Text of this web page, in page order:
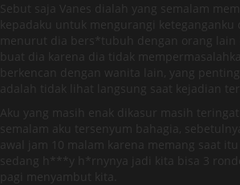
Sebut saja Vanes dialah yang semalam
kepadaku untuk mengurangi keteganganku
menurut dia bers*tubuh dengan orang lain
buat dia karena dia tidak
berkencan dengan wanita lain, yang
adalah tidak lihat langsung saat kejadian
Aku yang masih enak dikasur masih
semalam aku tersenyum bahagia,
awal jam 10 malam karena memang saat
sedang h***y h*rnynya jadi kita bisa 3
pagi menyambut kita.